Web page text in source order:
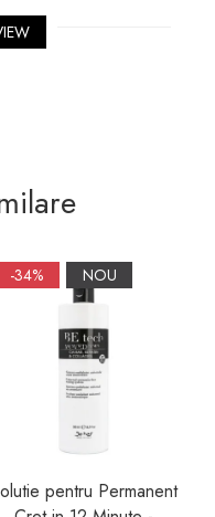
-34% NOU
pentru Permanent